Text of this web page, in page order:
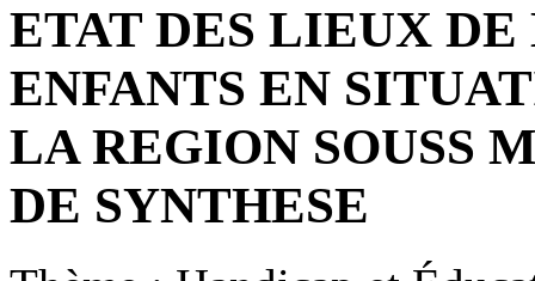
ETAT DES LIEUX
ENFANTS EN
LA REGION SOUSS
DE SYNTHESE